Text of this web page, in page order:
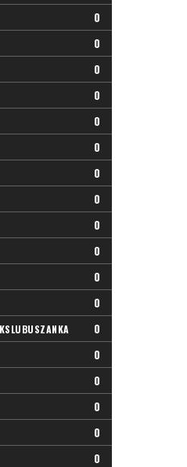
0
0
0
0
0
0
0
0
0
0
0
0
0
0
0
0
0
0